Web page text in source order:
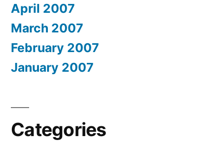
April 2007
March 2007
February 2007
January 2007
Categories